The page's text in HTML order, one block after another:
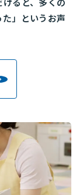
」というお声